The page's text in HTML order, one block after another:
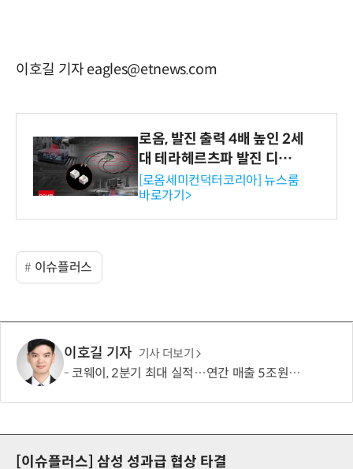
이호길 기자 eagles@etnews.com
로옴, 발진 출력 4배 높인 2세
대 테라헤르츠파 발진 디바이
스 개발
[로옴세미컨덕터코리아] 뉴스룸
바로가기>
이슈플러스
이호길 기자 기사 더보기
코웨이, 2분기 최대 실적…연간 매출 5조원·영업이익 1조원 '순항'
[이슈플러스] 삼성 성과급 협상 타결